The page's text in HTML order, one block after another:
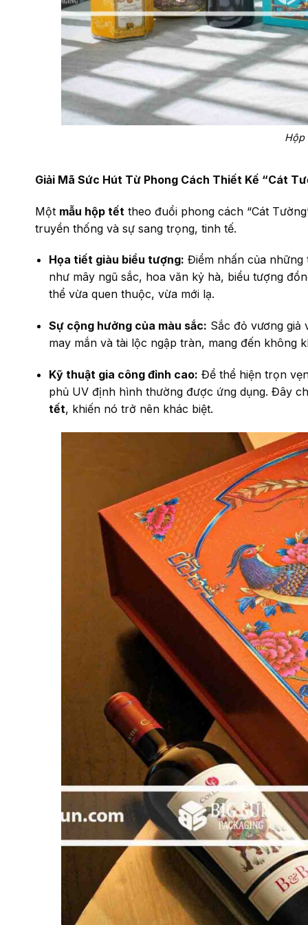
Hộp
Giải Mã Sức Hút Từ Phong Cách Thiết Kế “Cát
Một mẫu hộp tết theo đuổi phong cách “Cát
truyền thống và sự sang trọng, tinh tế.
Họa tiết giàu biểu tượng: Điểm nhấn của những
như mây ngũ sắc, hoa văn kỷ hà, biểu tượng
thể vừa quen thuộc, vừa mới lạ.
Sự cộng hưởng của màu sắc: Sắc đỏ vương giả
may mắn và tài lộc ngập tràn, mang đến không
Kỹ thuật gia công đỉnh cao: Để thể hiện trọn
phủ UV định hình thường được ứng dụng. Đây
tết, khiến nó trở nên khác biệt.